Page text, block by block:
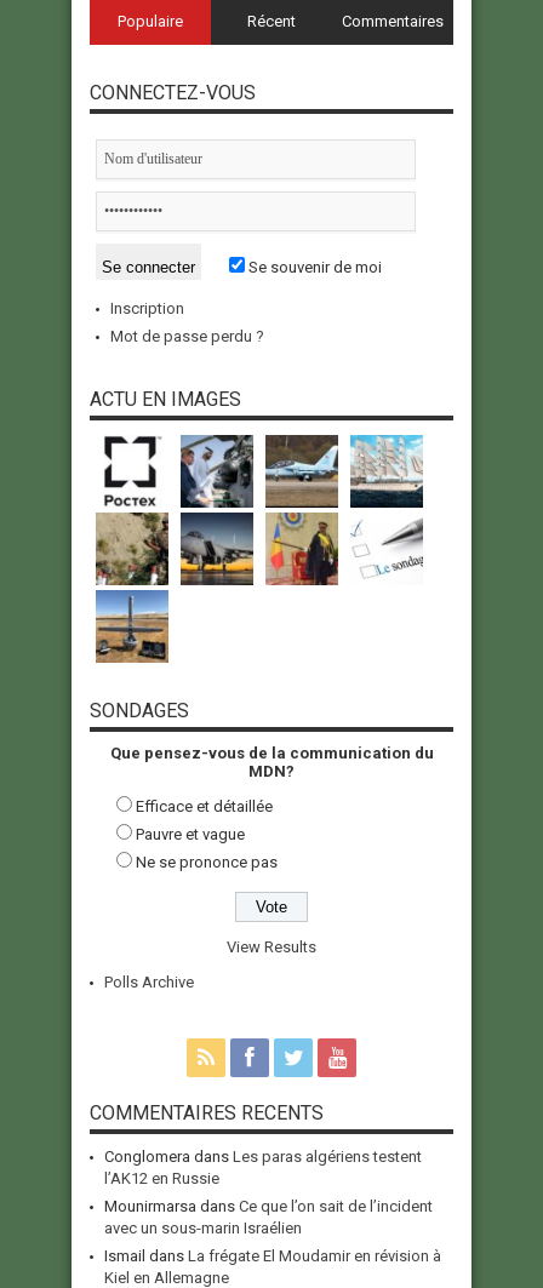
Populaire Récent Commentaires
CONNECTEZ-VOUS
Se souvenir de moi
Inscription
Mot de passe perdu ?
ACTU EN IMAGES
SONDAGES
Que pensez-vous de la communication du
MDN?
Efficace et détaillée
Pauvre et vague
Ne se prononce pas
View Results
Polls Archive
COMMENTAIRES RECENTS
Conglomera dans Les paras algériens testent
l’AK12 en Russie
Mounirmarsa dans Ce que l’on sait de l’incident
avec un sous-marin Israélien
Ismail dans La frégate El Moudamir en révision à
Kiel en Allemagne